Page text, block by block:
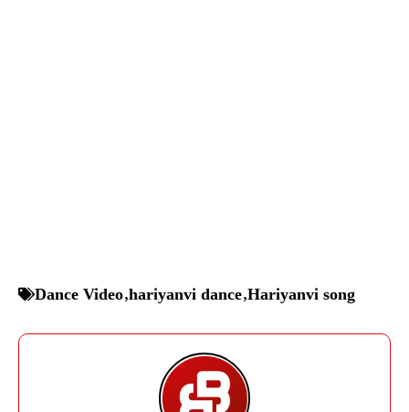
Dance Video,hariyanvi dance,Hariyanvi song